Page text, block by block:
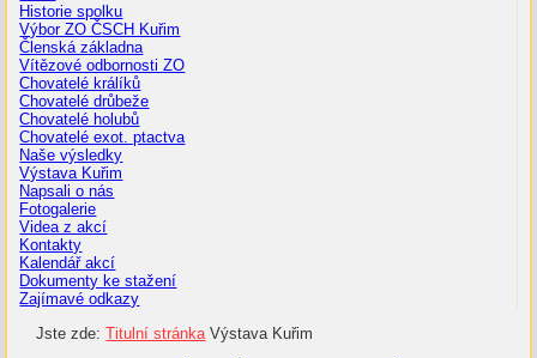
Historie spolku
Výbor ZO ČSCH Kuřim
Členská základna
Vítězové odbornosti ZO
Chovatelé králíků
Chovatelé drůbeže
Chovatelé holubů
Chovatelé exot. ptactva
Naše výsledky
Výstava Kuřim
Napsali o nás
Fotogalerie
Videa z akcí
Kontakty
Kalendář akcí
Dokumenty ke stažení
Zajímavé odkazy
Jste zde:Titulní stránka Výstava Kuřim